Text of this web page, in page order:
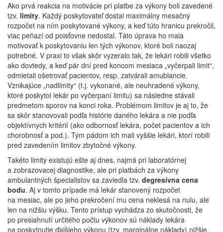
Ako prvá reakcia na motivácie pri platbe za výkony boli zavedené
tzv. limity. Každý poskytovateľ dostal maximálny mesačný
rozpočet na ním poskytované výkony, a keď túto hranicu prekročil,
viac peňazí od poisťovne nedostal. Táto úprava ho mala
motivovať k poskytovaniu len tých výkonov, ktoré boli naozaj
potrebné. V praxi to však skôr vyzeralo tak, že lekári robili všetko
ako dovtedy, a keď pár dní pred koncom mesiaca „vyčerpali limit“,
odmietali ošetrovať pacientov, resp. zatvárali amublancie.
Vznikajúce „nadlimity“ (t.j. vykonané, ale neuhradené výkony,
ktoré poskytol lekár po vyčerpaní limitu) sa následne stávali
predmetom sporov na konci roka. Problémom limitov je aj to, že
sa skôr stanovovali podľa histórie daného lekára a nie podľa
objektívnych kritérií (ako odbornosť lekára, počet pacientov a ich
chorobnosť a pod.). Tým pádom ich mali vyššie lekári, ktorí robili
pred zavedením limitov zbytočné výkony.
Takéto limity existujú ešte aj dnes, najmä pri laboratórnej
a zobrazovacej diagnostike, ale pri platbách za výkony
ambulantných špecialistov sa zaviedla tzv. degresívna cena
bodu. Aj v tomto prípade má lekár stanovený rozpočet
na mesiac, ale po jeho prekročení mu cena neklesá na nulu, ale
len na nižšiu výšku. Tento prístup vychádza zo skutočnosti, že
po presiahnutí určitého počtu výkonov sú náklady lekára
na poskytnutie ďalšieho výkonu (tzv. marginálne náklady) nižšie,